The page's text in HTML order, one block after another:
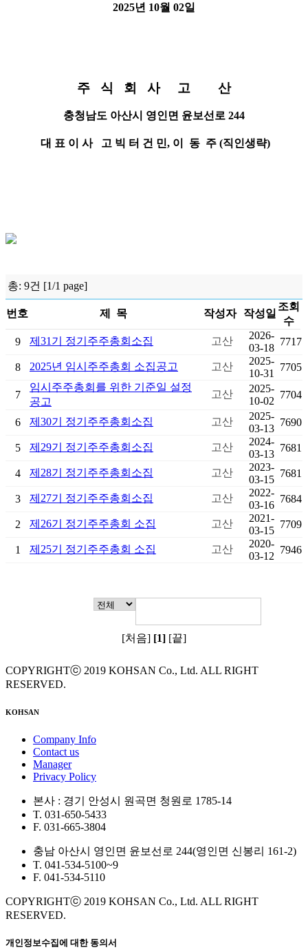
2025년 10월 02일
주 식 회 사 고 산
충청남도 아산시 영인면 윤보선로 244
대 표 이 사 고 빅 터 건 민, 이 동 주 (직인생략)
총: 9건 [1/1 page]
번호 제 목 작성자 작성일
조회
수
9
제31기 정기주주총회소집 고산
2026-
03-18
7717
8 2025년 임시주주총회 소집공고 고산
2025-
10-31
7705
7
임시주주총회를 위한 기준일 설정
공고
고산
2025-
10-02
7704
6 제30기 정기주주총회소집 고산
2025-
03-13
7690
5 제29기 정기주주총회소집 고산
2024-
03-13
7681
4 제28기 정기주주총회소집 고산
2023-
03-15
7681
3 제27기 정기주주총회소집 고산
2022-
03-16
7684
2 제26기 정기주주총회 소집 고산
2021-
03-15
7709
1 제25기 정기주주총회 소집 고산
2020-
03-12
7946
[처음] [1] [끝]
COPYRIGHTⓒ 2019 KOHSAN Co., Ltd. ALL RIGHT
RESERVED.
KOHSAN
Company Info
Contact us
Manager
Privacy Policy
본사 : 경기 안성시 원곡면 청원로 1785-14
T. 031-650-5433
F. 031-665-3804
충남 아산시 영인면 윤보선로 244(영인면 신봉리 161-2)
T. 041-534-5100~9
F. 041-534-5110
COPYRIGHTⓒ 2019 KOHSAN Co., Ltd. ALL RIGHT
RESERVED.
개인정보수집에 대한 동의서